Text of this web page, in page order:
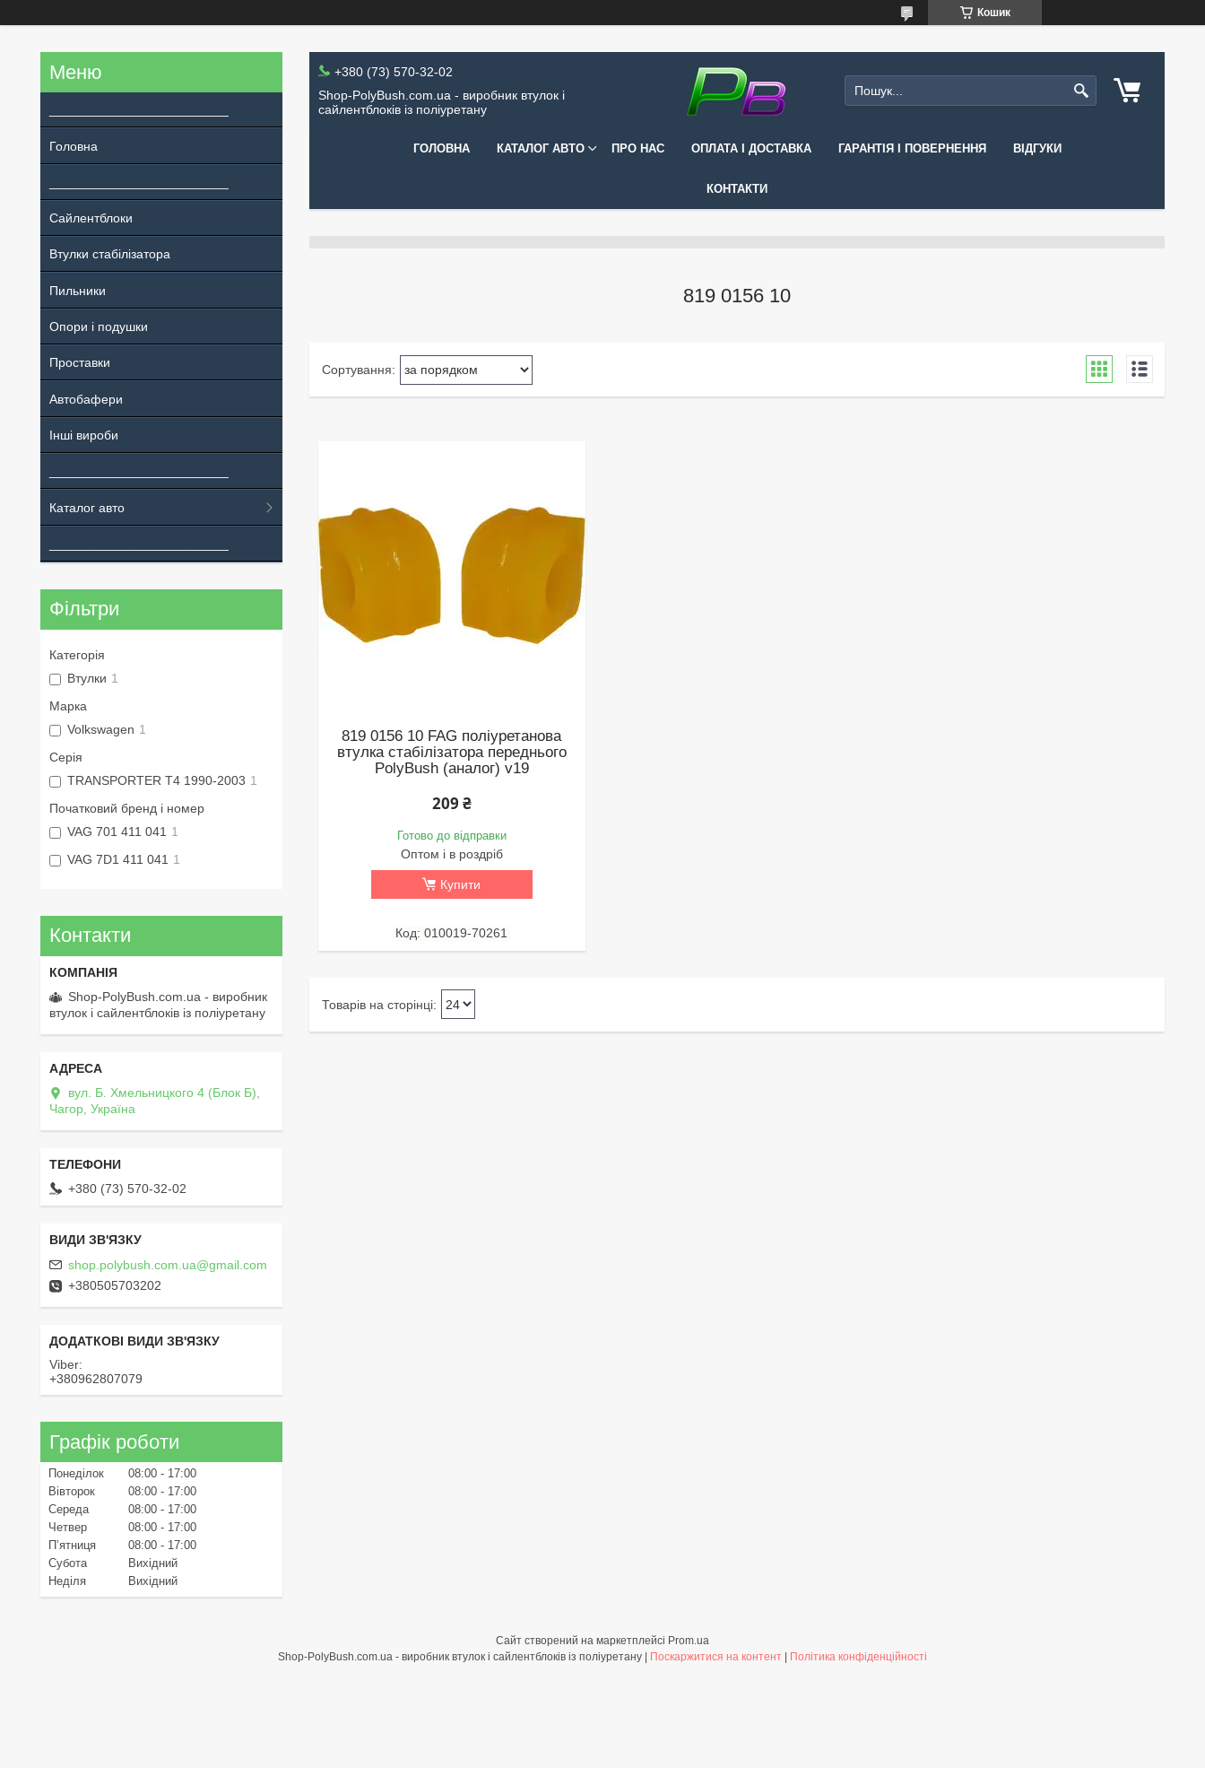
Кошик
+380 (73) 570-32-02
Shop-PolyBush.com.ua - виробник втулок і
сайлентблоків із поліуретану
ГОЛОВНА КАТАЛОГ АВТО ПРО НАС ОПЛАТА І ДОСТАВКА ГАРАНТІЯ І ПОВЕРНЕННЯ ВІДГУКИ
КОНТАКТИ
819 0156 10
819 0156 10 FAG поліуретанова
втулка стабілізатора переднього
PolyBush (аналог) v19
209 ₴
Готово до відправки
Оптом і в роздріб
Купити
010019-70261
Головна
Сайлентблоки
Втулки стабілізатора
Пильники
Опори і подушки
Проставки
Автобафери
Інші вироби
Каталог авто
Фільтри
Категорія
Втулки 1
Марка
Volkswagen 1
Серія
TRANSPORTER T4 1990-2003 1
Початковий бренд і номер
VAG 701 411 041 1
VAG 7D1 411 041 1
Контакти
Shop-PolyBush.com.ua - виробник
втулок і сайлентблоків із поліуретану
вул. Б. Хмельницкого 4 (Блок Б),
Чагор, Україна
+380 (73) 570-32-02
shop.polybush.com.ua@gmail.com
+380505703202
Viber
+380962807079
Графік роботи
Понеділок 08:00
17:00
Вівторок
08:00
17:00
Середа
08:00
17:00
Четвер
08:00
17:00
Пʼятниця
08:00
17:00
Субота
Вихідний
Неділя
Вихідний
Сайт створений на маркетплейсі Prom.ua
Поскаржитися на контент Політика конфіденційності